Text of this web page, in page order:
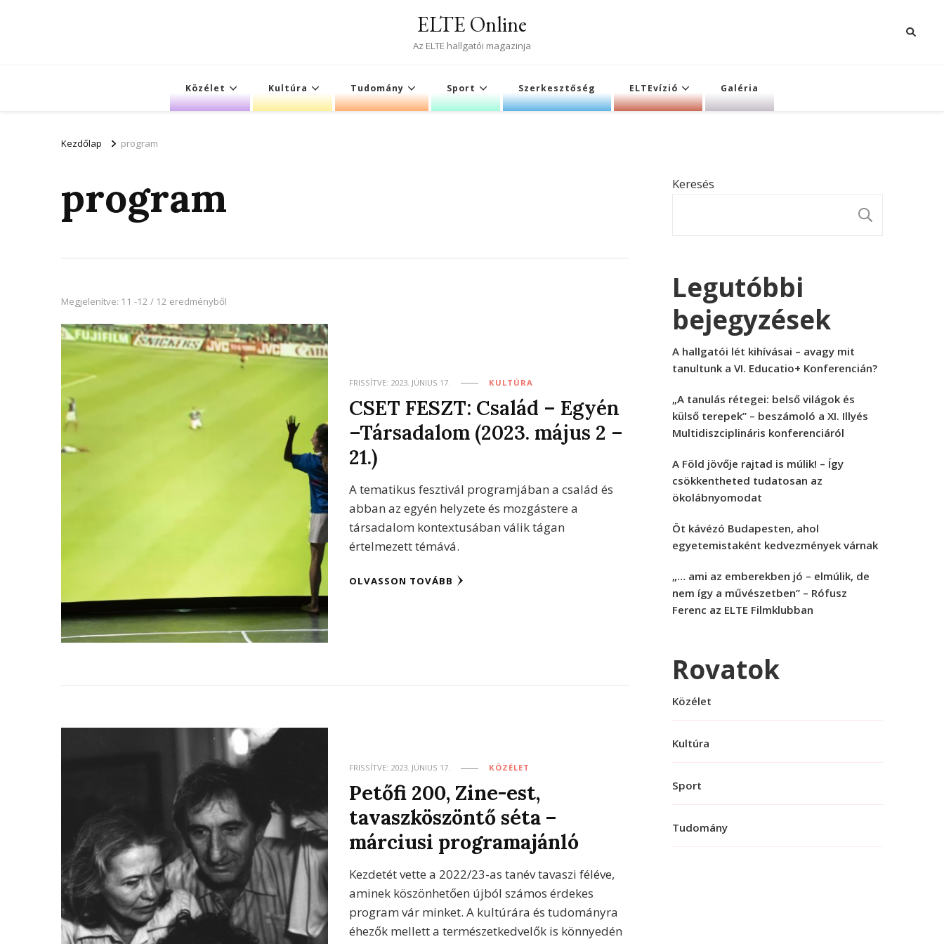
ELTE Online
Az ELTE hallgatói magazinja
Közélet Kultúra Tudomány Sport Szerkesztőség ELTEvízió Galéria
Kezdőlap program
program
Megjelenítve: 11 -12 / 12 eredményből
FRISSÍTVE: 2023. JÚNIUS 17. KULTÚRA
CSET FESZT: Család – Egyén
–Társadalom (2023. május 2 –
21.)
A tematikus fesztivál programjában a család és
abban az egyén helyzete és mozgástere a
társadalom kontextusában válik tágan
értelmezett témává.
OLVASSON TOVÁBB
FRISSÍTVE: 2023. JÚNIUS 17. KÖZÉLET
Petőfi 200, Zine-est,
tavaszköszöntő séta –
márciusi programajánló
Kezdetét vette a 2022/23-as tanév tavaszi féléve,
aminek köszönhetően újból számos érdekes
program vár minket. A kultúrára és tudományra
éhezők mellett a természetkedvelők is könnyedén
Keresés
Legutóbbi
bejegyzések
A hallgatói lét kihívásai – avagy mit
tanultunk a VI. Educatio+ Konferencián?
„A tanulás rétegei: belső világok és
külső terepek” – beszámoló a XI. Illyés
Multidiszciplináris konferenciáról
A Föld jövője rajtad is múlik! – Így
csökkentheted tudatosan az
ökolábnyomodat
Öt kávézó Budapesten, ahol
egyetemistaként kedvezmények várnak
„… ami az emberekben jó – elmúlik, de
nem így a művészetben” – Rófusz
Ferenc az ELTE Filmklubban
Rovatok
Közélet
Kultúra
Sport
Tudomány